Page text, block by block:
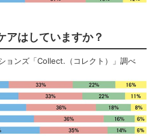
アはしていますか？
ョンズ「Collect.（コレクト）」調べ